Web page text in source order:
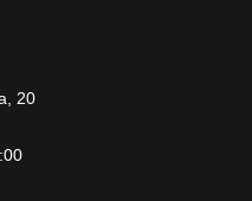
20